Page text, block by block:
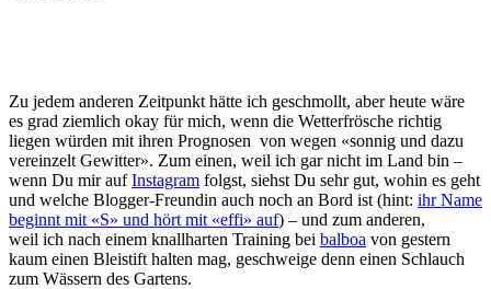
Zu jedem anderen Zeitpunkt hätte ich geschmollt, aber heute wäre
es grad ziemlich okay für mich, wenn die Wetterfrösche richtig
liegen würden mit ihren Prognosen von wegen «sonnig und dazu
vereinzelt Gewitter». Zum einen, weil ich gar nicht im Land bin –
wenn Du mir aufInstagram folgst, siehst Du sehr gut, wohin es geht
und welche Blogger-Freundin auch noch an Bord ist (hint: ihr Name
beginnt mit «S» und hört mit «effi» auf) – und zum anderen,
weil ich nach einem knallharten Training bei balboa von gestern
kaum einen Bleistift halten mag, geschweige denn einen Schlauch
zum Wässern des Gartens.